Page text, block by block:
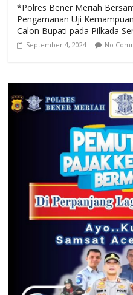
*Polres Bener Meriah
Pengamanan Uji
Calon Bupati pada Pilkada
September 4, 2024 No